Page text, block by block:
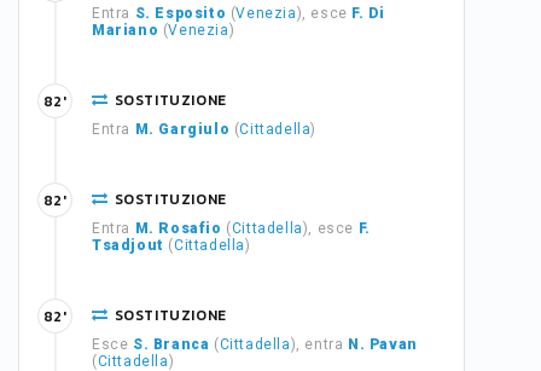
Entra S. Esposito (Venezia), esce F. Di
Mariano (Venezia)
SOSTITUZIONE
Entra M. Gargiulo (Cittadella)
82'
SOSTITUZIONE
Entra M. Rosafio (Cittadella), esce F.
Tsadjout (Cittadella)
82'
SOSTITUZIONE
Esce S. Branca (Cittadella), entra N. Pavan
(Cittadella)
82'